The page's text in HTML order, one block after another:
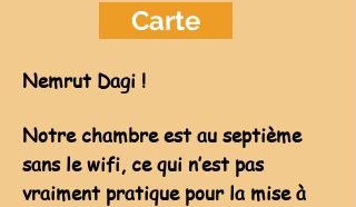
Carte
Nemrut Dagi !
Notre chambre est au septième
sans le wifi, ce qui n’est pas
vraiment pratique pour la mise à